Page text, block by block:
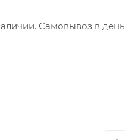
Самовывоз в день